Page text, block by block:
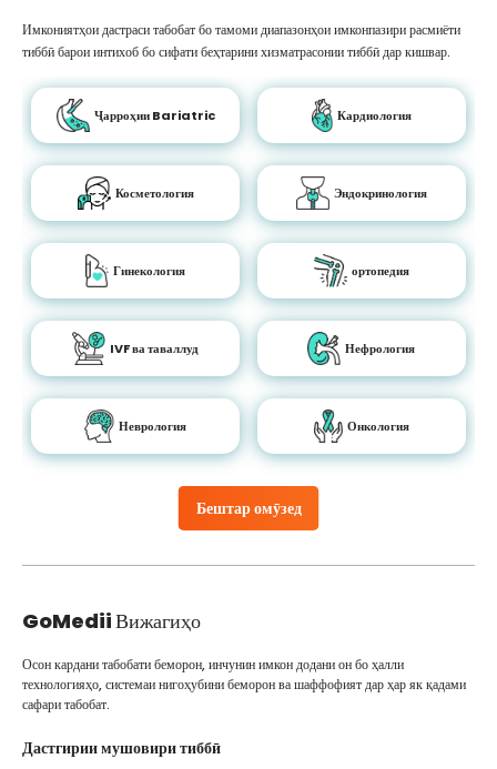
Бештар омӯзед
Имкониятҳои дастраси табобат бо тамоми диапазонҳои имконпазири расмиёти
тиббӣ барои интихоб бо сифати беҳтарини хизматрасонии тиббӣ дар кишвар.
Ҷарроҳии Bariatric Кардиология
Косметология Эндокринология
Гинекология ортопедия
IVF ва таваллуд Нефрология
Неврология Онкология
GoMediiВижагиҳо
Осон кардани табобати беморон, инчунин имкон додани он бо ҳалли
технологияҳо, системаи нигоҳубини беморон ва шаффофият дар ҳар як қадами
сафари табобат.
Дастгирии мушовири тиббӣ